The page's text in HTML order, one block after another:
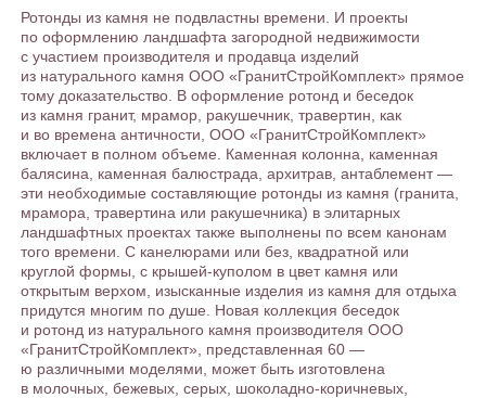
Ротонды из камня не подвластны времени. И проекты
по оформлению ландшафта загородной недвижимости
с участием производителя и продавца изделий
из натурального камня ООО «ГранитСтройКомплект» прямое
тому доказательство. В оформление ротонд и беседок
из камня гранит, мрамор, ракушечник, травертин, как
и во времена античности, ООО «ГранитСтройКомплект»
включает в полном объеме. Каменная колонна, каменная
балясина, каменная балюстрада, архитрав, антаблемент —
эти необходимые составляющие ротонды из камня (гранита,
мрамора, травертина или ракушечника) в элитарных
ландшафтных проектах также выполнены по всем канонам
того времени. С канелюрами или без, квадратной или
круглой формы, с крышей-куполом в цвет камня или
открытым верхом, изысканные изделия из камня для отдыха
придутся многим по душе. Новая коллекция беседок
и ротонд из натурального камня производителя ООО
«ГранитСтройКомплект», представленная 60 —
ю различными моделями, может быть изготовлена
в молочных, бежевых, серых, шоколадно-коричневых,